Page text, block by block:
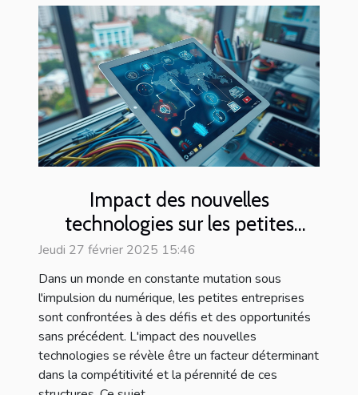
Impact des nouvelles
technologies sur les petites
entreprises
Jeudi 27 février 2025 15:46
Dans un monde en constante mutation sous
l'impulsion du numérique, les petites entreprises
sont confrontées à des défis et des opportunités
sans précédent. L'impact des nouvelles
technologies se révèle être un facteur déterminant
dans la compétitivité et la pérennité de ces